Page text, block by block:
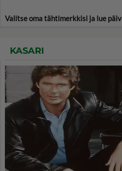
Valitse oma tähtimerkkisi ja lue
KASARI